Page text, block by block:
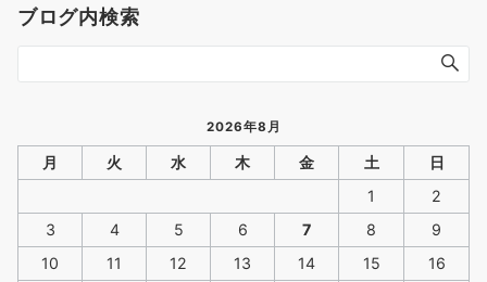
ブログ内検索
2026年8月
月 火 水 木 金 土
日
1
2
3
4 5 6 7 8
9
10
11 12 13 14 15 16